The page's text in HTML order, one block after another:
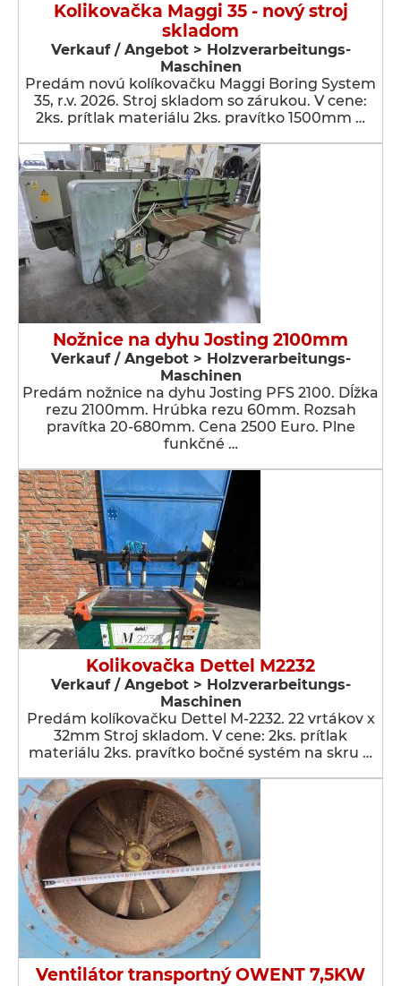
Kolikovačka Maggi 35 - nový stroj
skladom
Verkauf / Angebot > Holzverarbeitungs-
Maschinen
Predám novú kolíkovačku Maggi Boring System
35, r.v. 2026. Stroj skladom so zárukou. V cene:
2ks. prítlak materiálu 2ks. pravítko 1500mm …
Nožnice na dyhu Josting 2100mm
Verkauf / Angebot > Holzverarbeitungs-
Maschinen
Predám nožnice na dyhu Josting PFS 2100. Dĺžka
rezu 2100mm. Hrúbka rezu 60mm. Rozsah
pravítka 20-680mm. Cena 2500 Euro. Plne
funkčné …
Kolikovačka Dettel M2232
Verkauf / Angebot > Holzverarbeitungs-
Maschinen
Predám kolíkovačku Dettel M-2232. 22 vrtákov x
32mm Stroj skladom. V cene: 2ks. prítlak
materiálu 2ks. pravítko bočné systém na skru …
Ventilátor transportný OWENT 7,5KW